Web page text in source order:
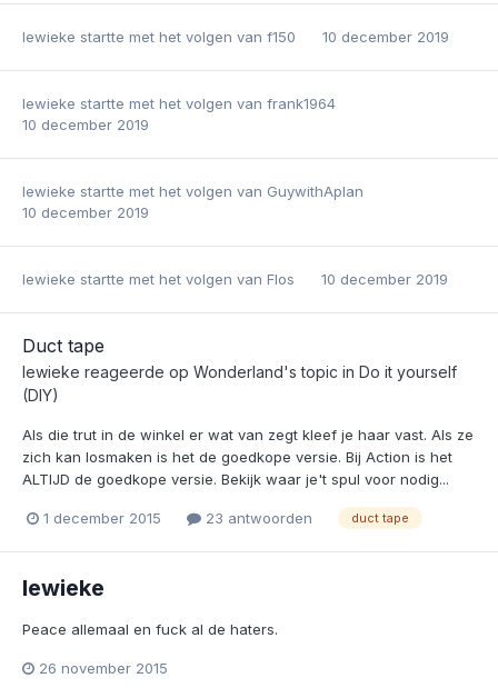
lewieke startte met het volgen van f150 10 december 2019
lewieke startte met het volgen van frank1964
10 december 2019
lewieke startte met het volgen van GuywithAplan
10 december 2019
lewieke startte met het volgen van Flos 10 december 2019
Duct tape
lewieke reageerde op Wonderland's topic in Do it yourself
(DIY)
Als die trut in de winkel er wat van zegt kleef je haar vast. Als ze
zich kan losmaken is het de goedkope versie. Bij Action is het
ALTIJD de goedkope versie. Bekijk waar je't spul voor nodig...
1 december 2015 23 antwoorden duct tape
lewieke
Peace allemaal en fuck al de haters.
26 november 2015